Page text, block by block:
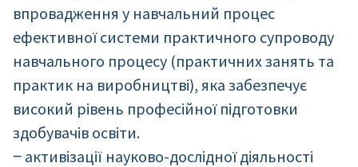
впровадження у навчальний процес
ефективної системи практичного супроводу
навчального процесу (практичних занять та
практик на виробництві), яка забезпечує
високий рівень професійної підготовки
здобувачів освіти.
‒ активізації науково-дослідної діяльності